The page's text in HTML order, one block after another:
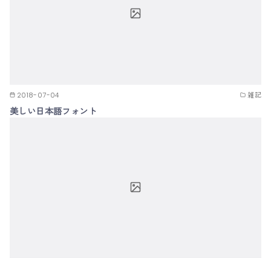
2018-07-04 雑記
美しい日本語フォント